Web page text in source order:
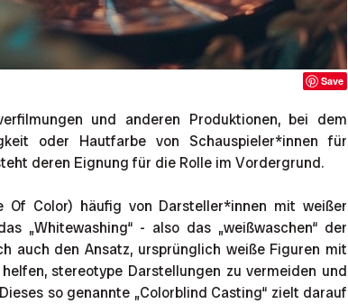
Save
und anderen Produktionen, bei dem
oder Hautfarbe von Schauspieler*innen für
deren Eignung für die Rolle im Vordergrund.
Of Color) häufig von Darsteller*innen mit weißer
„Whitewashing“ - also das „weißwaschen“ der
auch den Ansatz, ursprünglich weiße Figuren mit
stereotype Darstellungen zu vermeiden und
so genannte „Colorblind Casting“ zielt darauf